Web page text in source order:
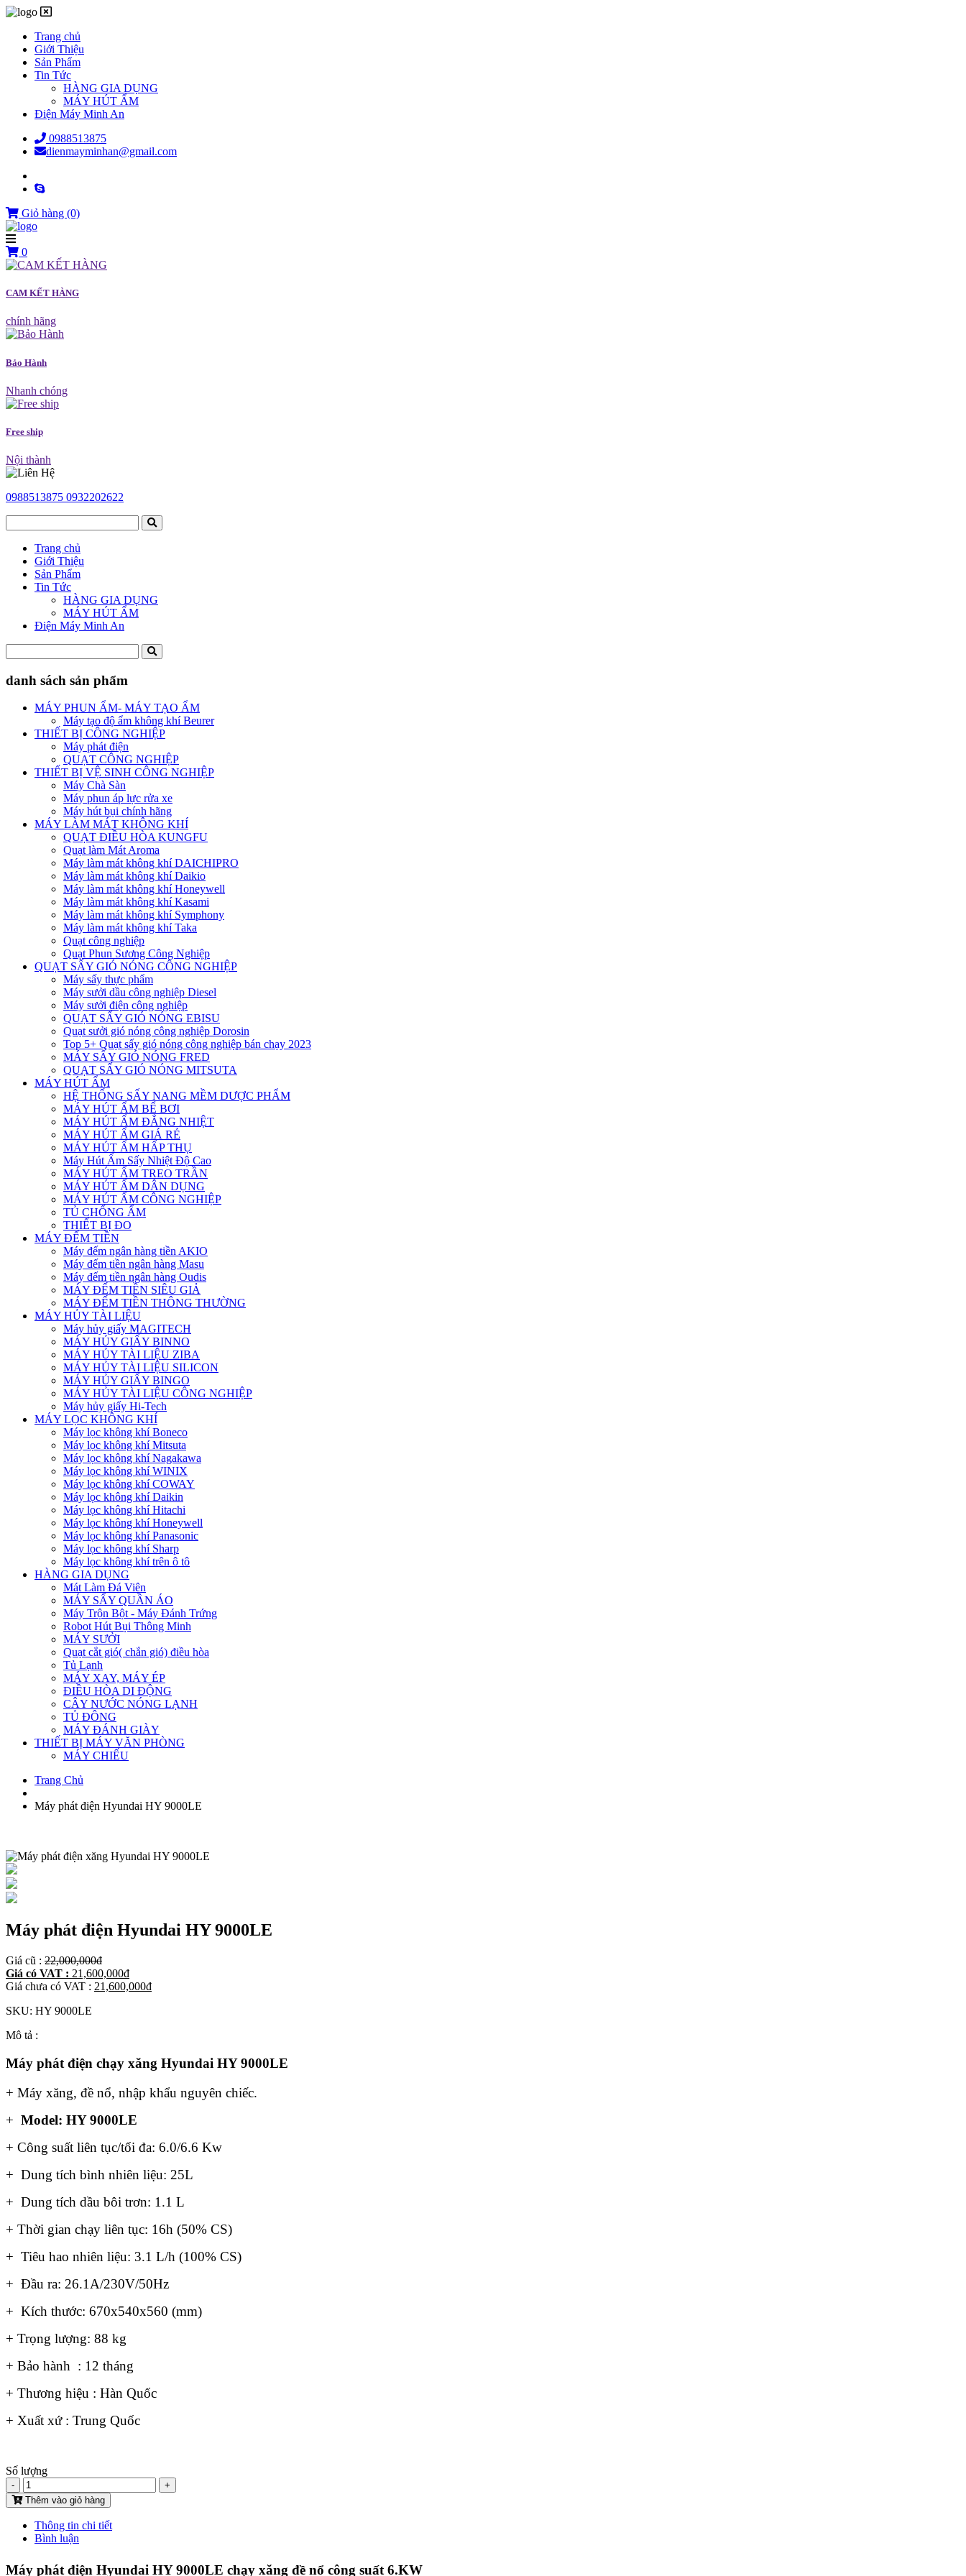
Trang chủ
Giới Thiệu
Sản Phẩm
Tin Tức
HÀNG GIA DỤNG
MÁY HÚT ẨM
Điện Máy Minh An
0988513875
dienmayminhan@gmail.com
Giỏ hàng (0)
0
CAM KẾT HÀNG
chính hãng
Bảo Hành
Nhanh chóng
Free ship
Nội thành
0988513875 0932202622
Trang chủ
Giới Thiệu
Sản Phẩm
Tin Tức
HÀNG GIA DỤNG
MÁY HÚT ẨM
Điện Máy Minh An
danh sách sản phẩm
MÁY PHUN ẨM- MÁY TẠO ẨM
Máy tạo độ ẩm không khí Beurer
THIẾT BỊ CÔNG NGHIỆP
Máy phát điện
QUẠT CÔNG NGHIỆP
THIẾT BỊ VỆ SINH CÔNG NGHIỆP
Máy Chà Sàn
Máy phun áp lực rửa xe
Máy hút bụi chính hãng
MÁY LÀM MÁT KHÔNG KHÍ
QUẠT ĐIỀU HÒA KUNGFU
Quạt làm Mát Aroma
Máy làm mát không khí DAICHIPRO
Máy làm mát không khí Daikio
Máy làm mát không khí Honeywell
Máy làm mát không khí Kasami
Máy làm mát không khí Symphony
Máy làm mát không khí Taka
Quạt công nghiệp
Quạt Phun Sương Công Nghiệp
QUẠT SẤY GIÓ NÓNG CÔNG NGHIỆP
Máy sấy thực phẩm
Máy sưởi dầu công nghiệp Diesel
Máy sưởi điện công nghiệp
QUẠT SẤY GIÓ NÓNG EBISU
Quạt sưởi gió nóng công nghiệp Dorosin
Top 5+ Quạt sấy gió nóng công nghiệp bán chạy 2023
MÁY SẤY GIÓ NÓNG FRED
QUẠT SẤY GIÓ NÓNG MITSUTA
MÁY HÚT ẨM
HỆ THỐNG SẤY NANG MỀM DƯỢC PHẨM
MÁY HÚT ẨM BỂ BƠI
MÁY HÚT ẨM ĐẲNG NHIỆT
MÁY HÚT ẨM GIÁ RẺ
MÁY HÚT ẨM HẤP THỤ
Máy Hút Ẩm Sấy Nhiệt Độ Cao
MÁY HÚT ẨM TREO TRẦN
MÁY HÚT ẨM DÂN DỤNG
MÁY HÚT ẨM CÔNG NGHIỆP
TỦ CHỐNG ẨM
THIẾT BỊ ĐO
MÁY ĐẾM TIỀN
Máy đếm ngân hàng tiền AKIO
Máy đếm tiền ngân hàng Masu
Máy đếm tiền ngân hàng Oudis
MÁY ĐẾM TIỀN SIÊU GIẢ
MÁY ĐẾM TIỀN THÔNG THƯỜNG
MÁY HỦY TÀI LIỆU
Máy hủy giấy MAGITECH
MÁY HỦY GIẤY BINNO
MÁY HỦY TÀI LIỆU ZIBA
MÁY HỦY TÀI LIỆU SILICON
MÁY HỦY GIẤY BINGO
MÁY HỦY TÀI LIỆU CÔNG NGHIỆP
Máy hủy giấy Hi-Tech
MÁY LỌC KHÔNG KHÍ
Máy lọc không khí Boneco
Máy lọc không khí Mitsuta
Máy lọc không khí Nagakawa
Máy lọc không khí WINIX
Máy lọc không khí COWAY
Máy lọc không khí Daikin
Máy lọc không khí Hitachi
Máy lọc không khí Honeywell
Máy lọc không khí Panasonic
Máy lọc không khí Sharp
Máy lọc không khí trên ô tô
HÀNG GIA DỤNG
Mát Làm Đá Viên
MÁY SẤY QUẦN ÁO
Máy Trộn Bột - Máy Đánh Trứng
Robot Hút Bụi Thông Minh
MÁY SƯỞI
Quạt cắt gió( chắn gió) điều hòa
Tủ Lạnh
MÁY XAY, MÁY ÉP
ĐIỀU HÒA DI ĐỘNG
CÂY NƯỚC NÓNG LẠNH
TỦ ĐÔNG
MÁY ĐÁNH GIÀY
THIẾT BỊ MÁY VĂN PHÒNG
MÁY CHIẾU
Trang Chủ
Máy phát điện Hyundai HY 9000LE
Máy phát điện Hyundai HY 9000LE
Giá cũ : 22,000,000đ
Giá có VAT : 21,600,000đ
Giá chưa có VAT : 21,600,000đ
SKU: HY 9000LE
Mô tả :
Máy phát điện chạy xăng Hyundai HY 9000LE
+ Máy xăng, đề nổ, nhập khẩu nguyên chiếc.
+ Model: HY 9000LE
+ Công suất liên tục/tối đa: 6.0/6.6 Kw
+ Dung tích bình nhiên liệu: 25L
+ Dung tích dầu bôi trơn: 1.1 L
+ Thời gian chạy liên tục: 16h (50% CS)
+ Tiêu hao nhiên liệu: 3.1 L/h (100% CS)
+ Đầu ra: 26.1A/230V/50Hz
+ Kích thước: 670x540x560 (mm)
+ Trọng lượng: 88 kg
+ Bảo hành : 12 tháng
+ Thương hiệu : Hàn Quốc
+ Xuất xứ : Trung Quốc
Số lượng
-
+
Thêm vào giỏ hàng
Thông tin chi tiết
Bình luận
Máy phát điện Hyundai HY 9000LE chạy xăng đề nổ công suất 6.KW